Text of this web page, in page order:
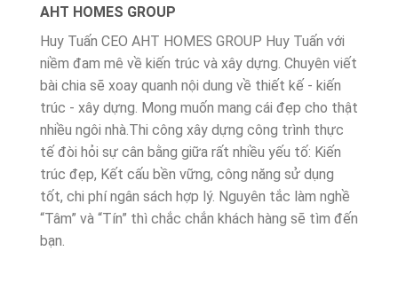
AHT HOMES GROUP
Huy Tuấn CEO AHT HOMES GROUP Huy Tuấn với
niềm đam mê về kiến trúc và xây dựng. Chuyên viết
bài chia sẽ xoay quanh nội dung về thiết kế - kiến
trúc - xây dựng. Mong muốn mang cái đẹp cho thật
nhiều ngôi nhà.Thi công xây dựng công trình thực
tế đòi hỏi sự cân bằng giữa rất nhiều yếu tố: Kiến
trúc đẹp, Kết cấu bền vững, công năng sử dụng
tốt, chi phí ngân sách hợp lý. Nguyên tắc làm nghề
“Tâm” và “Tín” thì chắc chắn khách hàng sẽ tìm đến
bạn.